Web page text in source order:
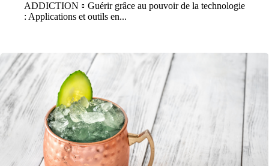
ADDICTION
Guérir grâce au pouvoir de la technologie
: Applications et outils en...